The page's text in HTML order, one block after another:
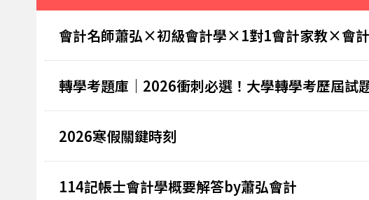
會計名師蕭弘×初級會計學×1對1會計家教×會
轉學考題庫｜2026衝刺必選！大學轉學考歷屆試
2026寒假關鍵時刻
114記帳士會計學概要解答by蕭弘會計